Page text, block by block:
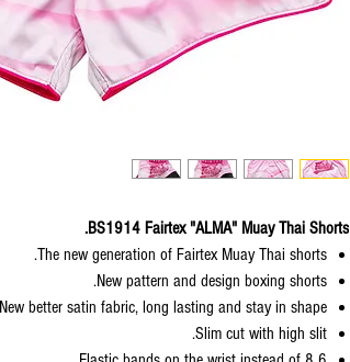
BS1914 Fairtex "ALMA" Muay Thai Shorts.
The new generation of Fairtex Muay Thai shorts.
New pattern and design boxing shorts.
New better satin fabric, long lasting and stay in shape.
Slim cut with high slit.